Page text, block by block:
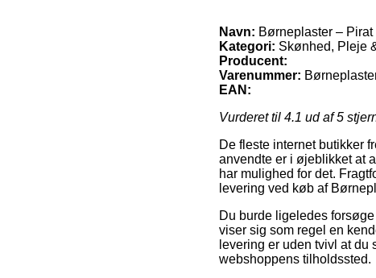
Navn: Børneplaster –
Kategori: Skønhed, Pleje
Producent:
Varenummer:
EAN:
Vurderet til 4.1 ud af 5
De fleste internet butikker
anvendte er i øjeblikket at
har mulighed for det.
levering ved køb af
Du burde ligeledes
viser sig som regel en
levering er uden tvivl at
webshoppens tilholdssted.